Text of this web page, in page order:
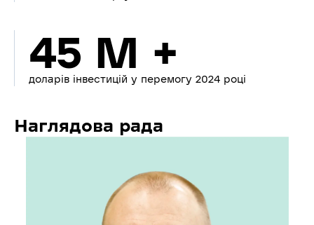
45 M +
доларів інвестицій у перемогу 2024 році
Наглядова рада